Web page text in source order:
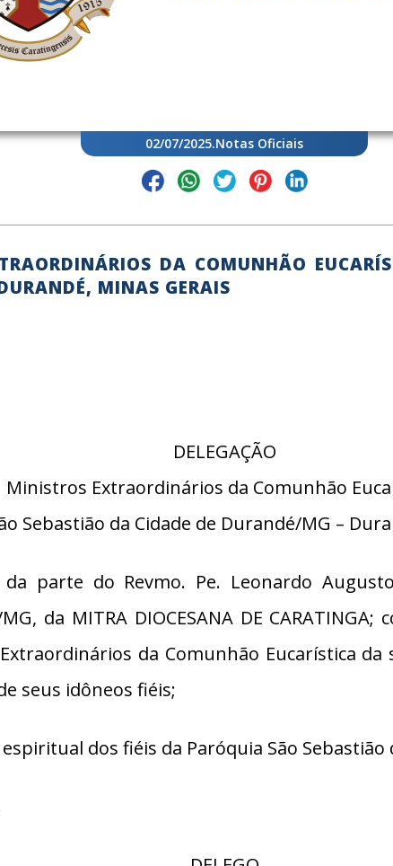
02/07/2025.Notas Oficiais
DA COMUNHÃO
MINAS GERAIS
DELEGAÇÃO
Ministros Extraordinários da Comunhão
Sebastião da Cidade de Durandé/MG –
da parte do Revmo. Pe. Leonardo
da MITRA DIOCESANA DE
da Comunhão Eucarística
seus idôneos fiéis;
dos fiéis da Paróquia São